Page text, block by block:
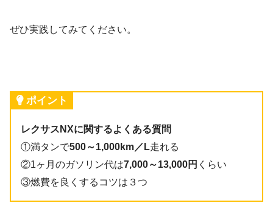
ぜひ実践してみてください。
ポイント
レクサスNXに関するよくある質問
①満タンで500～1,000km／L走れる
②1ヶ月のガソリン代は7,000～13,000円 くらい
③燃費を良くするコツは３つ